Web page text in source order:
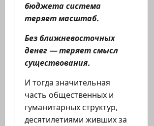
бюджета система
теряет масштаб.
Без ближневосточных
денег — теряет смысл
существования.
И тогда значительная
часть общественных и
гуманитарных структур,
десятилетиями живших за